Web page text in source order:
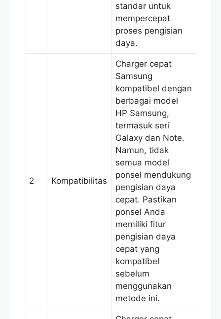
standar untuk
mempercepat
proses pengisian
daya.
2 Kompatibilitas
Charger cepat
Samsung
kompatibel dengan
berbagai model
HP Samsung,
termasuk seri
Galaxy dan Note.
Namun, tidak
semua model
ponsel mendukung
pengisian daya
cepat. Pastikan
ponsel Anda
memiliki fitur
pengisian daya
cepat yang
kompatibel
sebelum
menggunakan
metode ini.